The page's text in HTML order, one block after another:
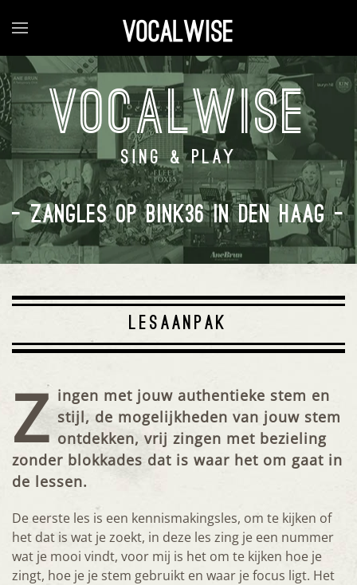
VOCALWISE
SING & PLAY
- ZANGLES OP BINK36 IN DEN HAAG -
LESAANPAK
Z ingen met jouw authentieke stem en
stijl, de mogelijkheden van jouw stem
ontdekken, vrij zingen met bezieling
zonder blokkades dat is waar het om gaat in
de lessen.
De eerste les is een kennismakingsles, om te kijken of
het dat is wat je zoekt, in deze les zing je een nummer
wat je mooi vindt, voor mij is het om te kijken hoe je
zingt, hoe je je stem gebruikt en waar je focus ligt. Het